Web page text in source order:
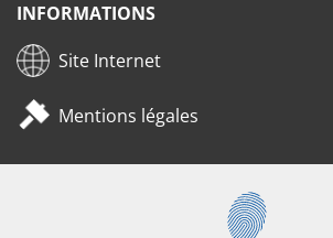
INFORMATIONS
Site Internet
Mentions légales